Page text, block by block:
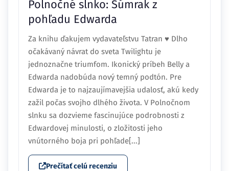
Polnočné slnko: Súmrak z
pohľadu Edwarda
Za knihu ďakujem vydavateľstvu Tatran ♥ Dlho
očakávaný návrat do sveta Twilightu je
jednoznačne triumfom. Ikonický príbeh Belly a
Edwarda nadobúda nový temný podtón. Pre
Edwarda je to najzaujímavejšia udalosť, akú kedy
zažil počas svojho dlhého života. V Polnočnom
slnku sa dozvieme fascinujúce podrobnosti z
Edwardovej minulosti, o zložitosti jeho
vnútorného boja pri pohľade[...]
Prečítať celú recenziu